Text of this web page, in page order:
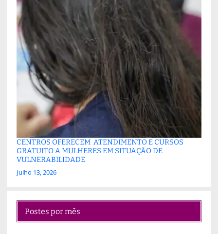
CENTROS OFERECEM ATENDIMENTO E CURSOS
GRATUITO A MULHERES EM SITUAÇÃO DE
VULNERABILIDADE
Julho 13, 2026
Postes por mês